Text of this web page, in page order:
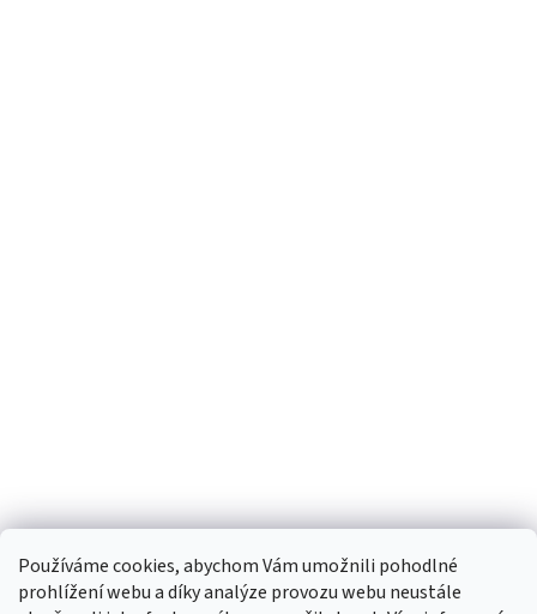
Používáme cookies, abychom Vám umožnili pohodlné
prohlížení webu a díky analýze provozu webu neustále